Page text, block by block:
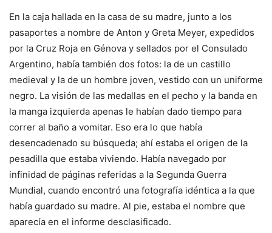
En la caja hallada en la casa de su madre, junto a los
pasaportes a nombre de Anton y Greta Meyer, expedidos
por la Cruz Roja en Génova y sellados por el Consulado
Argentino, había también dos fotos: la de un castillo
medieval y la de un hombre joven, vestido con un uniforme
negro. La visión de las medallas en el pecho y la banda en
la manga izquierda apenas le habían dado tiempo para
correr al baño a vomitar. Eso era lo que había
desencadenado su búsqueda; ahí estaba el origen de la
pesadilla que estaba viviendo. Había navegado por
infinidad de páginas referidas a la Segunda Guerra
Mundial, cuando encontró una fotografía idéntica a la que
había guardado su madre. Al pie, estaba el nombre que
aparecía en el informe desclasificado.